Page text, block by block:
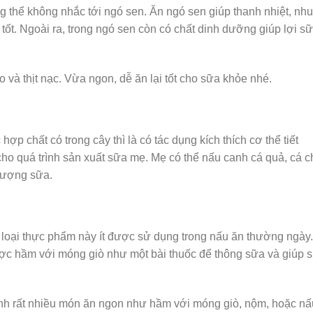
không nhắc tới ngó sen. Ăn ngó sen giúp thanh nhiệt,
Ngoài ra, trong ngó sen còn có chất dinh dưỡng giúp lợi
thịt nạc. Vừa ngon, dễ ăn lại tốt cho sữa khỏe nhé.
chất có trong cây thì là có tác dụng kích thích cơ thể tiết
quá trình sản xuất sữa mẹ. Mẹ có thể nấu canh cá quả, cá
sữa.
thực phẩm này ít được sử dụng trong nấu ăn thường ngày.
hầm với móng giò như một bài thuốc để thông sữa và giúp
rất nhiều món ăn ngon như hầm với móng giò, nộm, hoặc